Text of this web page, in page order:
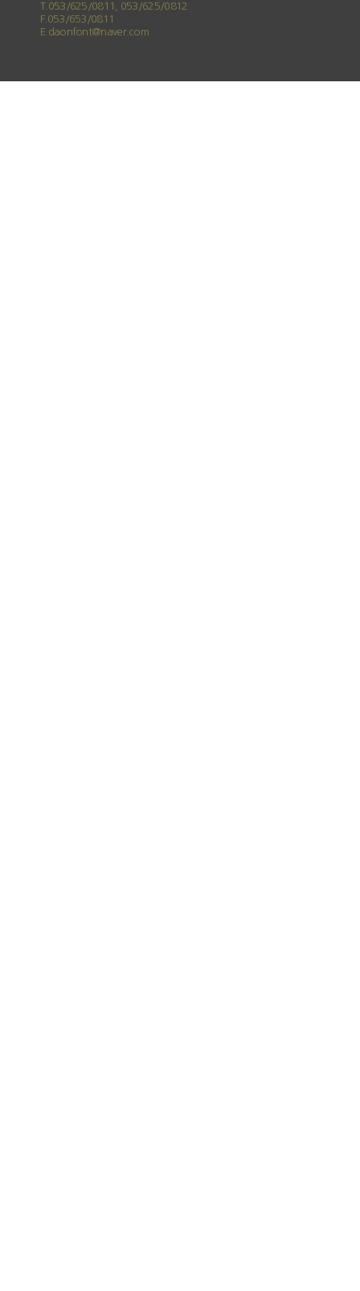
T.053/625/0811, 053/625/0812
F.053/653/0811
E.daonfont@naver.com